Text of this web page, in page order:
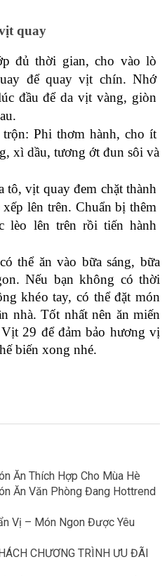
quay
đủ thời gian, cho vào lò
để quay vịt chín. Nhớ
đầu để da vịt vàng, giòn
Phi thơm hành, cho ít
xì dầu, tương ớt đun sôi và
tô, vịt quay đem chặt thành
lên trên. Chuẩn bị thêm
lèo lên trên rồi tiến hành
thể ăn vào bữa sáng, bữa
Nếu bạn không có thời
khéo tay, có thể đặt món
nhà. Tốt nhất nên ăn miến
29 để đảm bảo hương vị
biến xong nhé.
Ăn Thích Hợp Cho Mùa Hè
Ăn Văn Phòng Đang Hottrend
Vị – Món Ngon Được Yêu
CHƯƠNG TRÌNH ƯU ĐÃI